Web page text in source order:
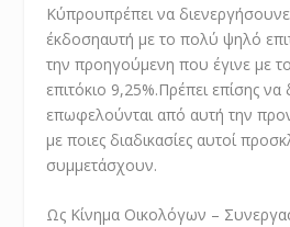
Κύπρουπρέπει να διενεργήσουν
έκδοσηαυτή με το πολύ ψηλό
την προηγούμενη που έγινε με
επιτόκιο 9,25%.Πρέπει επίσης να
επωφελούνται από αυτή την
με ποιες διαδικασίες αυτοί
συμμετάσχουν.
Ως Κίνημα Οικολόγων –